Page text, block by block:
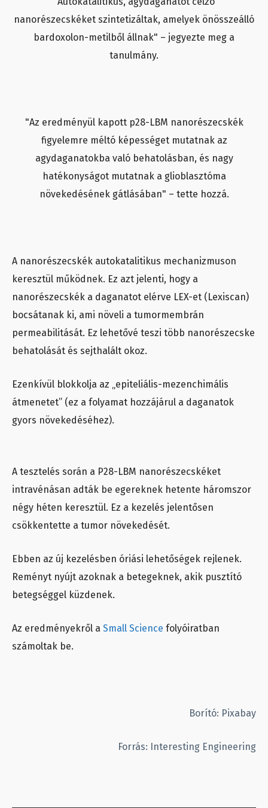
nanorészecskéket szintetizáltak, amelyek önösszeálló
bardoxolon-metilből állnak" – jegyezte meg a
tanulmány.
"Az eredményül kapott p28-LBM nanorészecskék
figyelemre méltó képességet mutatnak az
agydaganatokba való behatolásban, és nagy
hatékonyságot mutatnak a glioblasztóma
növekedésének gátlásában" – tette hozzá.
A nanorészecskék autokatalitikus mechanizmuson
keresztül működnek. Ez azt jelenti, hogy a
nanorészecskék a daganatot elérve LEX-et (Lexiscan)
bocsátanak ki, ami növeli a tumormembrán
permeabilitását. Ez lehetővé teszi több nanorészecske
behatolását és sejthalált okoz.
Ezenkívül blokkolja az „epiteliális-mezenchimális
átmenetet” (ez a folyamat hozzájárul a daganatok
gyors növekedéséhez).
A tesztelés során a P28-LBM nanorészecskéket
intravénásan adták be egereknek hetente háromszor
négy héten keresztül. Ez a kezelés jelentősen
csökkentette a tumor növekedését.
Ebben az új kezelésben óriási lehetőségek rejlenek.
Reményt nyújt azoknak a betegeknek, akik pusztító
betegséggel küzdenek.
Az eredményekről a Small Science folyóiratban
számoltak be.
Borító: Pixabay
Forrás: Interesting Engineering